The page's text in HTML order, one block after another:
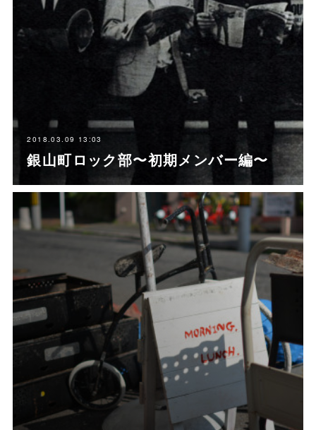
2018.03.09 13:03
銀山町ロック部〜初期メンバー編〜